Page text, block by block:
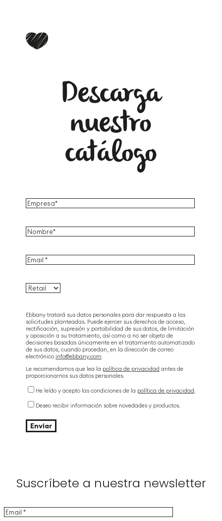
Descarga
nuestro
catálogo
Ebbany tratará sus datos personales para dar respuesta a las
solicitudes planteadas. Puede ejercer sus derechos de acceso,
rectificación, supresión y portabilidad de sus datos, de limitación
y oposición a su tratamiento, así como a no ser objeto de
decisiones basadas únicamente en el tratamiento automatizado
de sus datos, cuando procedan, en la dirección de correo
electrónico info@ebbany.com
Le recomendamos que lea la política de privacidad antes de
proporcionarnos sus datos personales.
He leído y acepto las condiciones de la política de privacidad .
Deseo recibir información sobre novedades y productos.
Suscríbete a nuestra newsletter